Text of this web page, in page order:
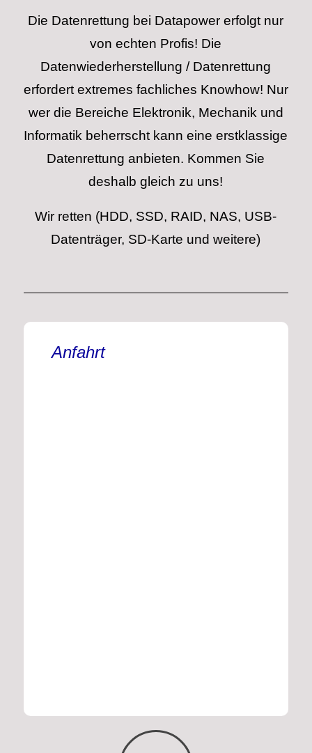
Die Datenrettung bei Datapower erfolgt nur
von echten Profis! Die
Datenwiederherstellung / Datenrettung
erfordert extremes fachliches Knowhow! Nur
wer die Bereiche Elektronik, Mechanik und
Informatik beherrscht kann eine erstklassige
Datenrettung anbieten. Kommen Sie
deshalb gleich zu uns!
Wir retten (HDD, SSD, RAID, NAS, USB-
Datenträger, SD-Karte und weitere)
Anfahrt